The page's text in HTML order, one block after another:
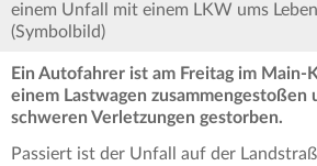
einem Unfall mit einem LKW ums
(Symbolbild)
Ein Autofahrer ist am Freitag im Main-
einem Lastwagen zusammengestoßen
schweren Verletzungen gestorben.
Passiert ist der Unfall auf der